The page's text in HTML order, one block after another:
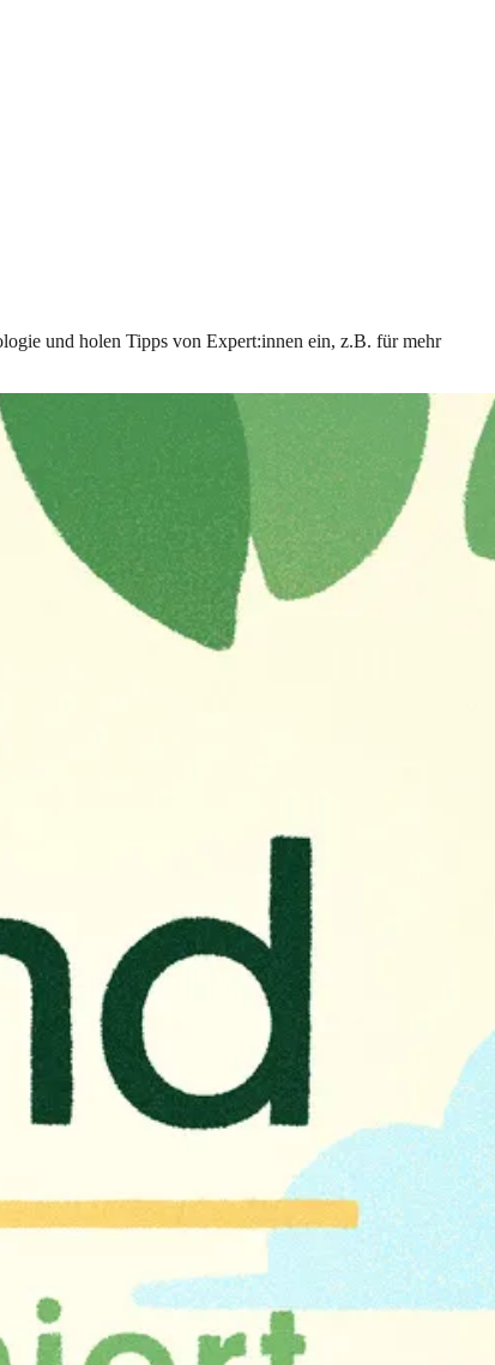
und holen Tipps von Expert:innen ein, z.B. für mehr